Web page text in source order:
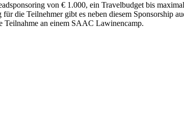
von € 1.000, ein Travelbudget bis
die Teilnehmer gibt es neben diesem Sponsorship
Teilnahme an einem SAAC Lawinencamp.